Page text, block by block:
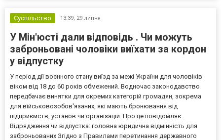
Суспільство
13:39, 29 липня
У Мін'юсті дали відповідь . Чи можуть
заброньовані чоловіки виїхати за кордон
у відпустку
У період дії воєнного стану виїзд за межі України для чоловіків
віком від 18 до 60 років обмежений. Водночас законодавство
передбачає винятки для окремих категорій громадян, зокрема
для військовозобов'язаних, які мають бронювання від
підприємств, установ чи організацій. Про це повідомляє .
Відрядження чи відпустка: головна юридична відмінність для
заброньованих Згідно з Правилами перетинання державного